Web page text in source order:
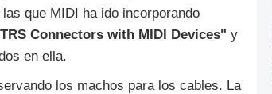
que MIDI ha ido incorporando
Connectors with MIDI Devices" y
en ella.
los machos para los cables. La